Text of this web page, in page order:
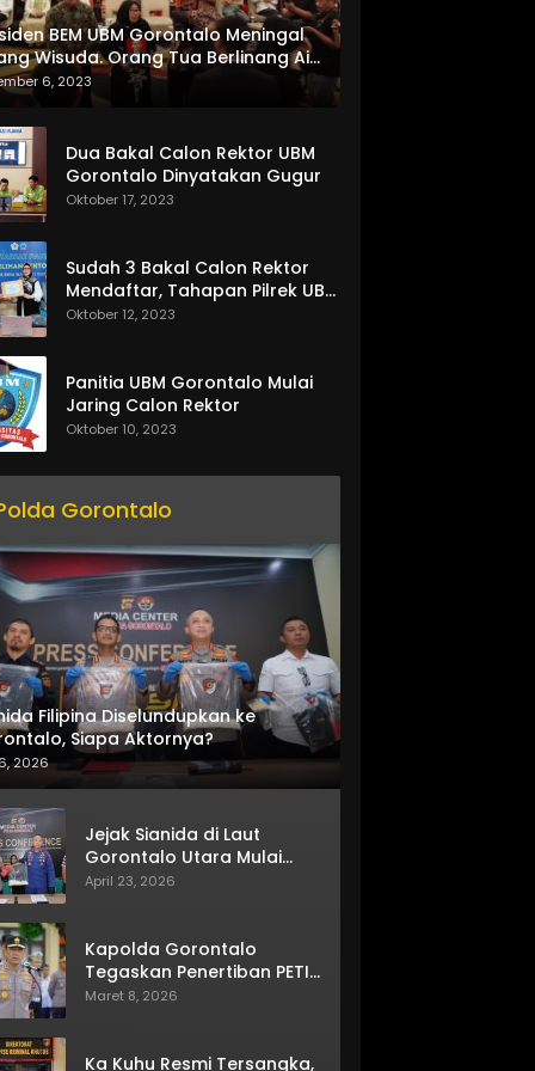
BEM UBM Gorontalo Meningal
Wisuda. Orang Tua Berlinang Air
Menerima SKL dan Pemasangan
6, 2023
Dua Bakal Calon Rektor UBM
Gorontalo Dinyatakan Gugur
Oktober 17, 2023
Sudah 3 Bakal Calon Rektor
Mendaftar, Tahapan Pilrek UBM
Gorontalo Makin Seru
Oktober 12, 2023
Panitia UBM Gorontalo Mulai
Jaring Calon Rektor
Oktober 10, 2023
Gorontalo
Filipina Diselundupkan ke
Siapa Aktornya?
2026
Jejak Sianida di Laut
Gorontalo Utara Mulai
Terkuak
April 23, 2026
Kapolda Gorontalo
Tegaskan Penertiban PETI
Terus Berjalan
Maret 8, 2026
Ka Kuhu Resmi Tersangka,